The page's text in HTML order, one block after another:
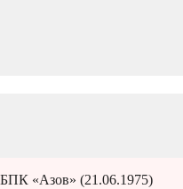
«Азов» (21.06.1975)